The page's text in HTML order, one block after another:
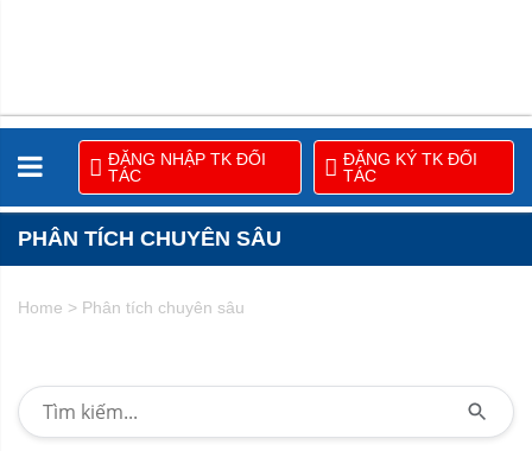
ĐĂNG NHẬP TK ĐỐI
TÁC
ĐĂNG KÝ TK ĐỐI
TÁC
PHÂN TÍCH CHUYÊN SÂU
Home > Phân tích chuyên sâu